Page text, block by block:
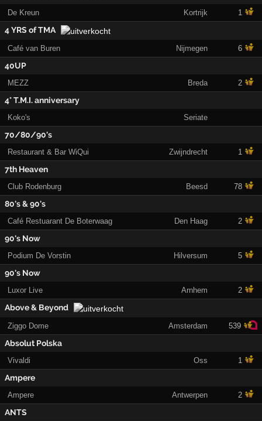
De Kreun Kortrijk 1
4 YRS of TMA
Café van Buren Nijmegen 6
40UP
MEZZ Breda 2
4° T.M.I. anniversary
Koko's Seriate
70/80/90's
Restaurant & Bar WiQui Zwijndrecht 1
7th Heaven
Club Rodenburg Beesd 78
80's & 90's
Café Restuarant De Boterwaag Den Haag 2
90's Now
Podium De Vorstin Hilversum 5
90's Now
Luxor Live Arnhem 2
Above & Beyond
Ziggo Dome Amsterdam 539
Absolut Polska
Vivaldi Oss 1
Ampere
Ampere Antwerpen 2
ANTS